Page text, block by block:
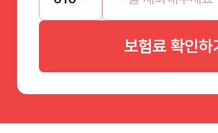
보험료 확인하